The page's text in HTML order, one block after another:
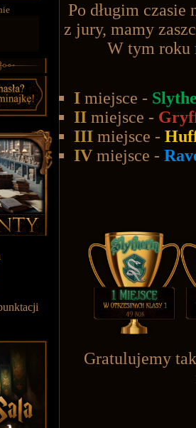
Po długim
z jury, mamy
W tym roku
I miejsce -
II miejsce -
III miejsce -
IV miejsce -
Gratulujemy